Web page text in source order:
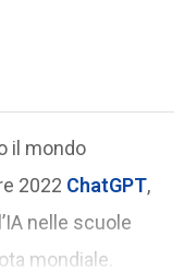
il mondo
2022 ChatGPT,
nelle scuole
mondiale.